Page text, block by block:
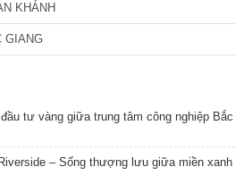
KHÁNH
GIANG
tư vàng giữa trung tâm công nghiệp Bắc
– Sống thượng lưu giữa miền xanh